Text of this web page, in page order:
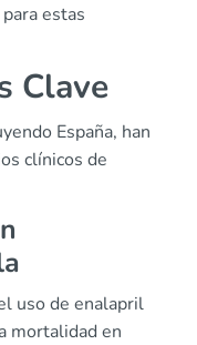
estas
Clave
España, han
clínicos de
uso de enalapril
mortalidad en